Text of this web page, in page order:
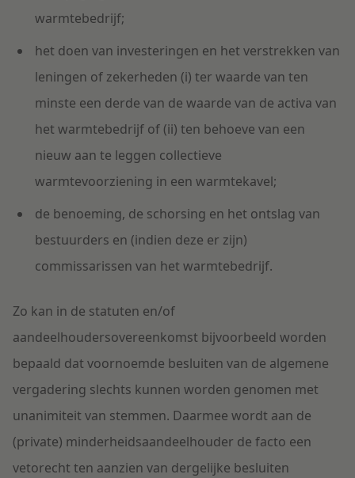
warmtebedrijf;
het doen van investeringen en het verstrekken van
leningen of zekerheden (i) ter waarde van ten
minste een derde van de waarde van de activa van
het warmtebedrijf of (ii) ten behoeve van een
nieuw aan te leggen collectieve
warmtevoorziening in een warmtekavel;
de benoeming, de schorsing en het ontslag van
bestuurders en (indien deze er zijn)
commissarissen van het warmtebedrijf.
Zo kan in de statuten en/of
aandeelhoudersovereenkomst bijvoorbeeld worden
bepaald dat voornoemde besluiten van de algemene
vergadering slechts kunnen worden genomen met
unanimiteit van stemmen. Daarmee wordt aan de
(private) minderheidsaandeelhouder de facto een
vetorecht ten aanzien van dergelijke besluiten